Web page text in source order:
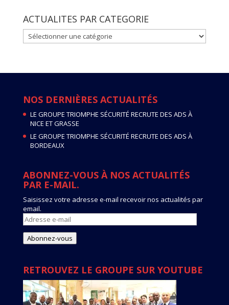
ACTUALITES PAR CATEGORIE
ACTUALITES
PAR
NOS DERNIÈRES ACTUALITÉS
LE GROUPE TRIOMPHE SÉCURITÉ RECRUTE DES ADS À
NICE ET GRASSE
LE GROUPE TRIOMPHE SÉCURITÉ RECRUTE DES ADS À
BORDEAUX
ABONNEZ-VOUS À NOS ACTUALITÉS
PAR E-MAIL.
Saisissez votre adresse e-mail recevoir nos actualités par
email.
Adresse
e-
mail
Abonnez-vous
RETROUVEZ LE GROUPE SUR YOUTUBE